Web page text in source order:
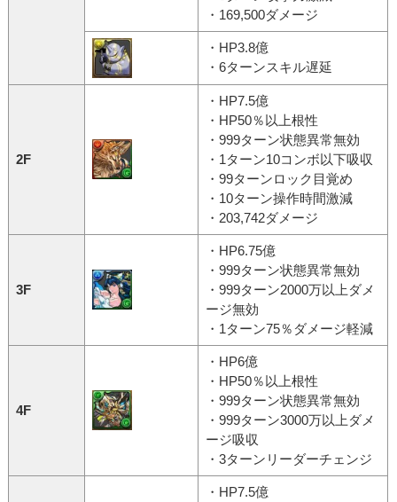
・169,500ダメージ
・HP3.8億
・6ターンスキル遅延
2F
・HP7.5億
・HP50％以上根性
・999ターン状態異常無効
・1ターン10コンボ以下吸収
・99ターンロック目覚め
・10ターン操作時間激減
・203,742ダメージ
3F
・HP6.75億
・999ターン状態異常無効
・999ターン2000万以上ダメ
ージ無効
・1ターン75％ダメージ軽減
4F
・HP6億
・HP50％以上根性
・999ターン状態異常無効
・999ターン3000万以上ダメ
ージ吸収
・3ターンリーダーチェンジ
・HP7.5億